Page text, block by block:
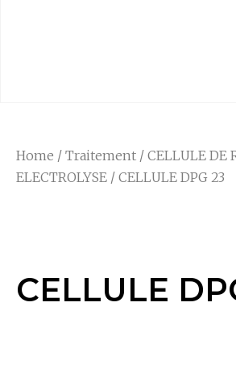
Home / Traitement / CELLULE DE
ELECTROLYSE / CELLULE DPG 23
CELLULE